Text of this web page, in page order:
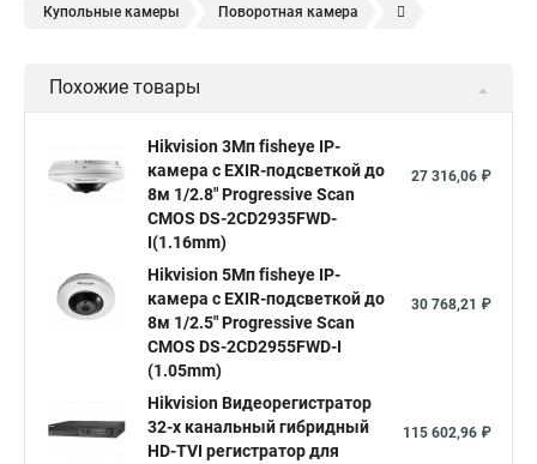
Купольные камеры Поворотная камера
Камера видеонаблюдения hikvision
Hikvision купить Hikvision уличная ip камера
Hikvision poe
Hikvision 2 8 mm Hikvision camera Hikvision 2cd1148 i b
Видеонаблюдение Ip видеокамеры
Hikvision 2cd2142fwd
Hikvision ds 2cd1148 hikvision ds 2cd1148 i b
hikvision ds 2cd2042wd i Видеокамера hikvision
Похожие товары
Hikvision 3Мп fisheye IP-
камера c EXIR-подсветкой до
8м 1/2.8" Progressive Scan
CMOS DS-2CD2935FWD-
I(1.16mm)
27 316,06 ₽
Hikvision 5Мп fisheye IP-
камера c EXIR-подсветкой до
8м 1/2.5" Progressive Scan
CMOS DS-2CD2955FWD-I
(1.05mm)
30 768,21 ₽
Hikvision Видеорегистратор
32-х канальный гибридный
HD-TVI регистратор для
115 602,96 ₽